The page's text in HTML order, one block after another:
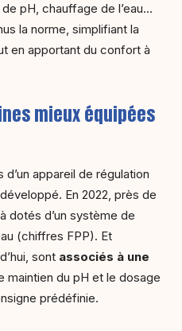
pH, chauffage de l’eau…
la norme, simplifiant la
en apportant du confort à
mieux équipées
appareil de régulation
En 2022, près de
dotés d’un système de
(chiffres FPP). Et
sont associés à une
maintien du pH et le dosage
prédéfinie.